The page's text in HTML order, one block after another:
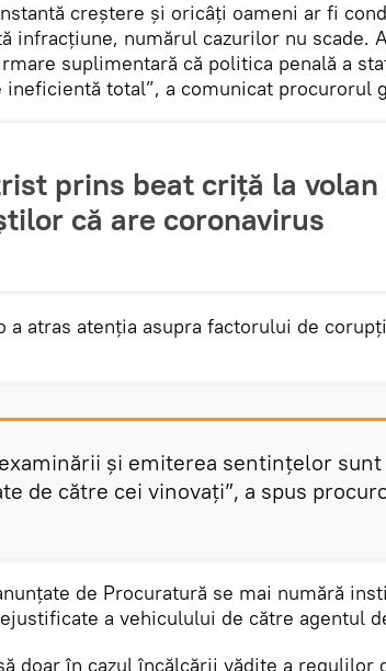
creștere și oricâți oameni ar fi
infracțiune, numărul cazurilor nu scade.
suplimentară că politica penală a
ineficientă total”, a comunicat procurorul
prins beat criță la volan
că are coronavirus
a atras atenția asupra factorului de
și emiterea sentințelor sunt
de către cei vinovați”, a spus
de Procuratură se mai numără
a vehiculului de către agentul
doar în cazul încălcării vădite a regulilor